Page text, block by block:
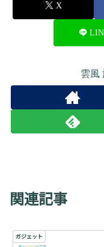
X
雲風
関連記事
ガジェット